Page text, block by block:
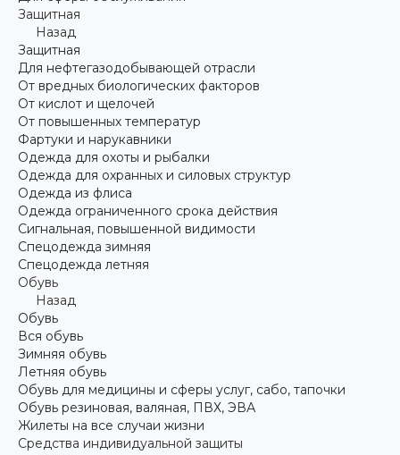
Защитная
Назад
Защитная
Для нефтегазодобывающей отрасли
От вредных биологических факторов
От кислот и щелочей
От повышенных температур
Фартуки и нарукавники
Одежда для охоты и рыбалки
Одежда для охранных и силовых структур
Одежда из флиса
Одежда ограниченного срока действия
Сигнальная, повышенной видимости
Спецодежда зимняя
Спецодежда летняя
Обувь
Назад
Обувь
Вся обувь
Зимняя обувь
Летняя обувь
Обувь для медицины и сферы услуг, сабо, тапочки
Обувь резиновая, валяная, ПВХ, ЭВА
Жилеты на все случаи жизни
Средства индивидуальной защиты